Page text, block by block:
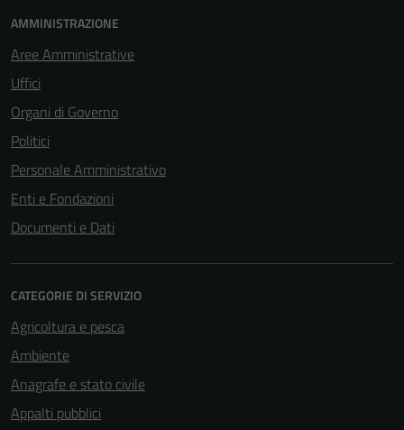
AMMINISTRAZIONE
Aree Amministrative
Uffici
Organi di Governo
Politici
Personale Amministrativo
Enti e Fondazioni
Documenti e Dati
CATEGORIE DI SERVIZIO
Agricoltura e pesca
Ambiente
Anagrafe e stato civile
Appalti pubblici
Tecnici